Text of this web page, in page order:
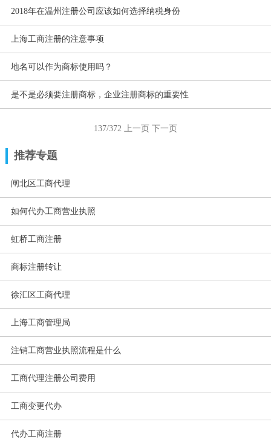
2018年在温州注册公司应该如何选择纳税身份
上海工商注册的注意事项
地名可以作为商标使用吗？
是不是必须要注册商标，企业注册商标的重要性
137/372 上一页 下一页
推荐专题
闸北区工商代理
如何代办工商营业执照
虹桥工商注册
商标注册转让
徐汇区工商代理
上海工商管理局
注销工商营业执照流程是什么
工商代理注册公司费用
工商变更代办
代办工商注册